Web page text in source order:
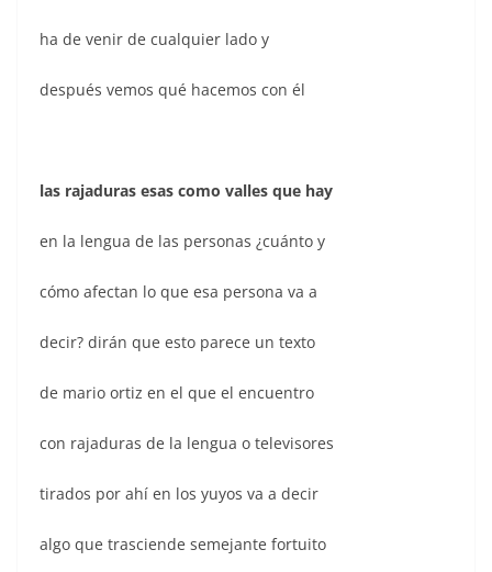
ha de venir de cualquier lado y
después vemos qué hacemos con él
las rajaduras esas como valles que hay
en la lengua de las personas ¿cuánto y
cómo afectan lo que esa persona va a
decir? dirán que esto parece un texto
de mario ortiz en el que el encuentro
con rajaduras de la lengua o televisores
tirados por ahí en los yuyos va a decir
algo que trasciende semejante fortuito